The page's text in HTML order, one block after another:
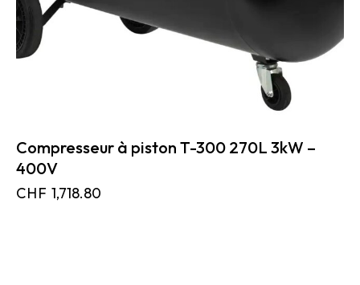
Compresseur à piston T-300 270L 3kW –
400V
CHF 1,718.80